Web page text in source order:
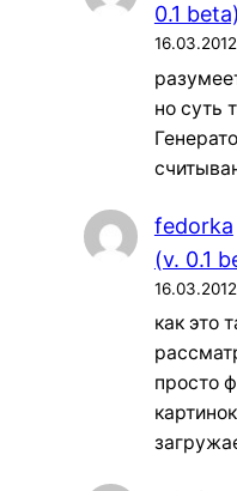
0.1 beta)
16.03.2012
но суть
fedorka
(v. 0.1
16.03.2012
как это
просто